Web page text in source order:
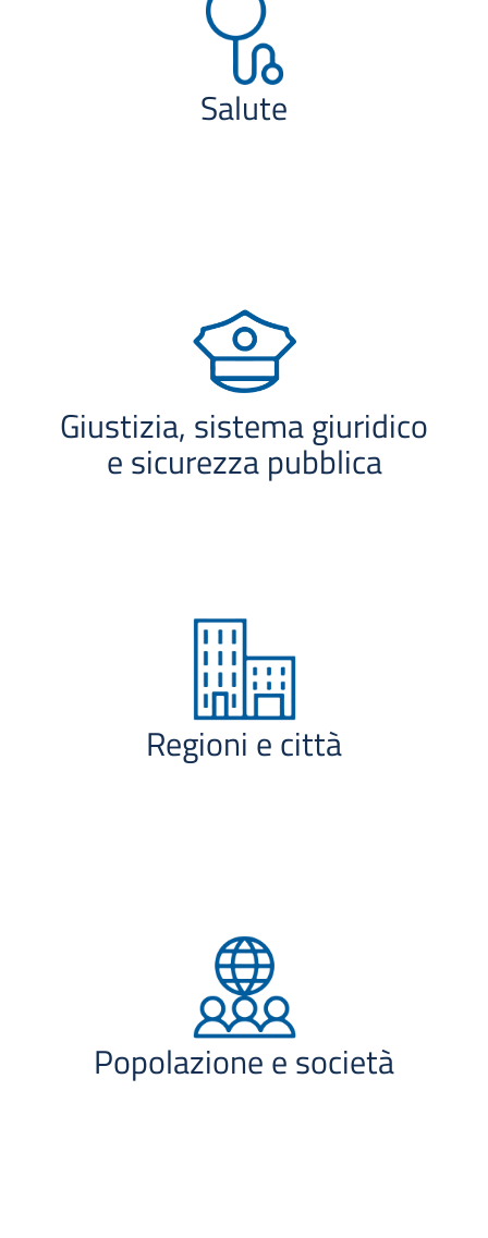
Salute
Giustizia, sistema giuridico
e sicurezza pubblica
Regioni e città
Popolazione e società